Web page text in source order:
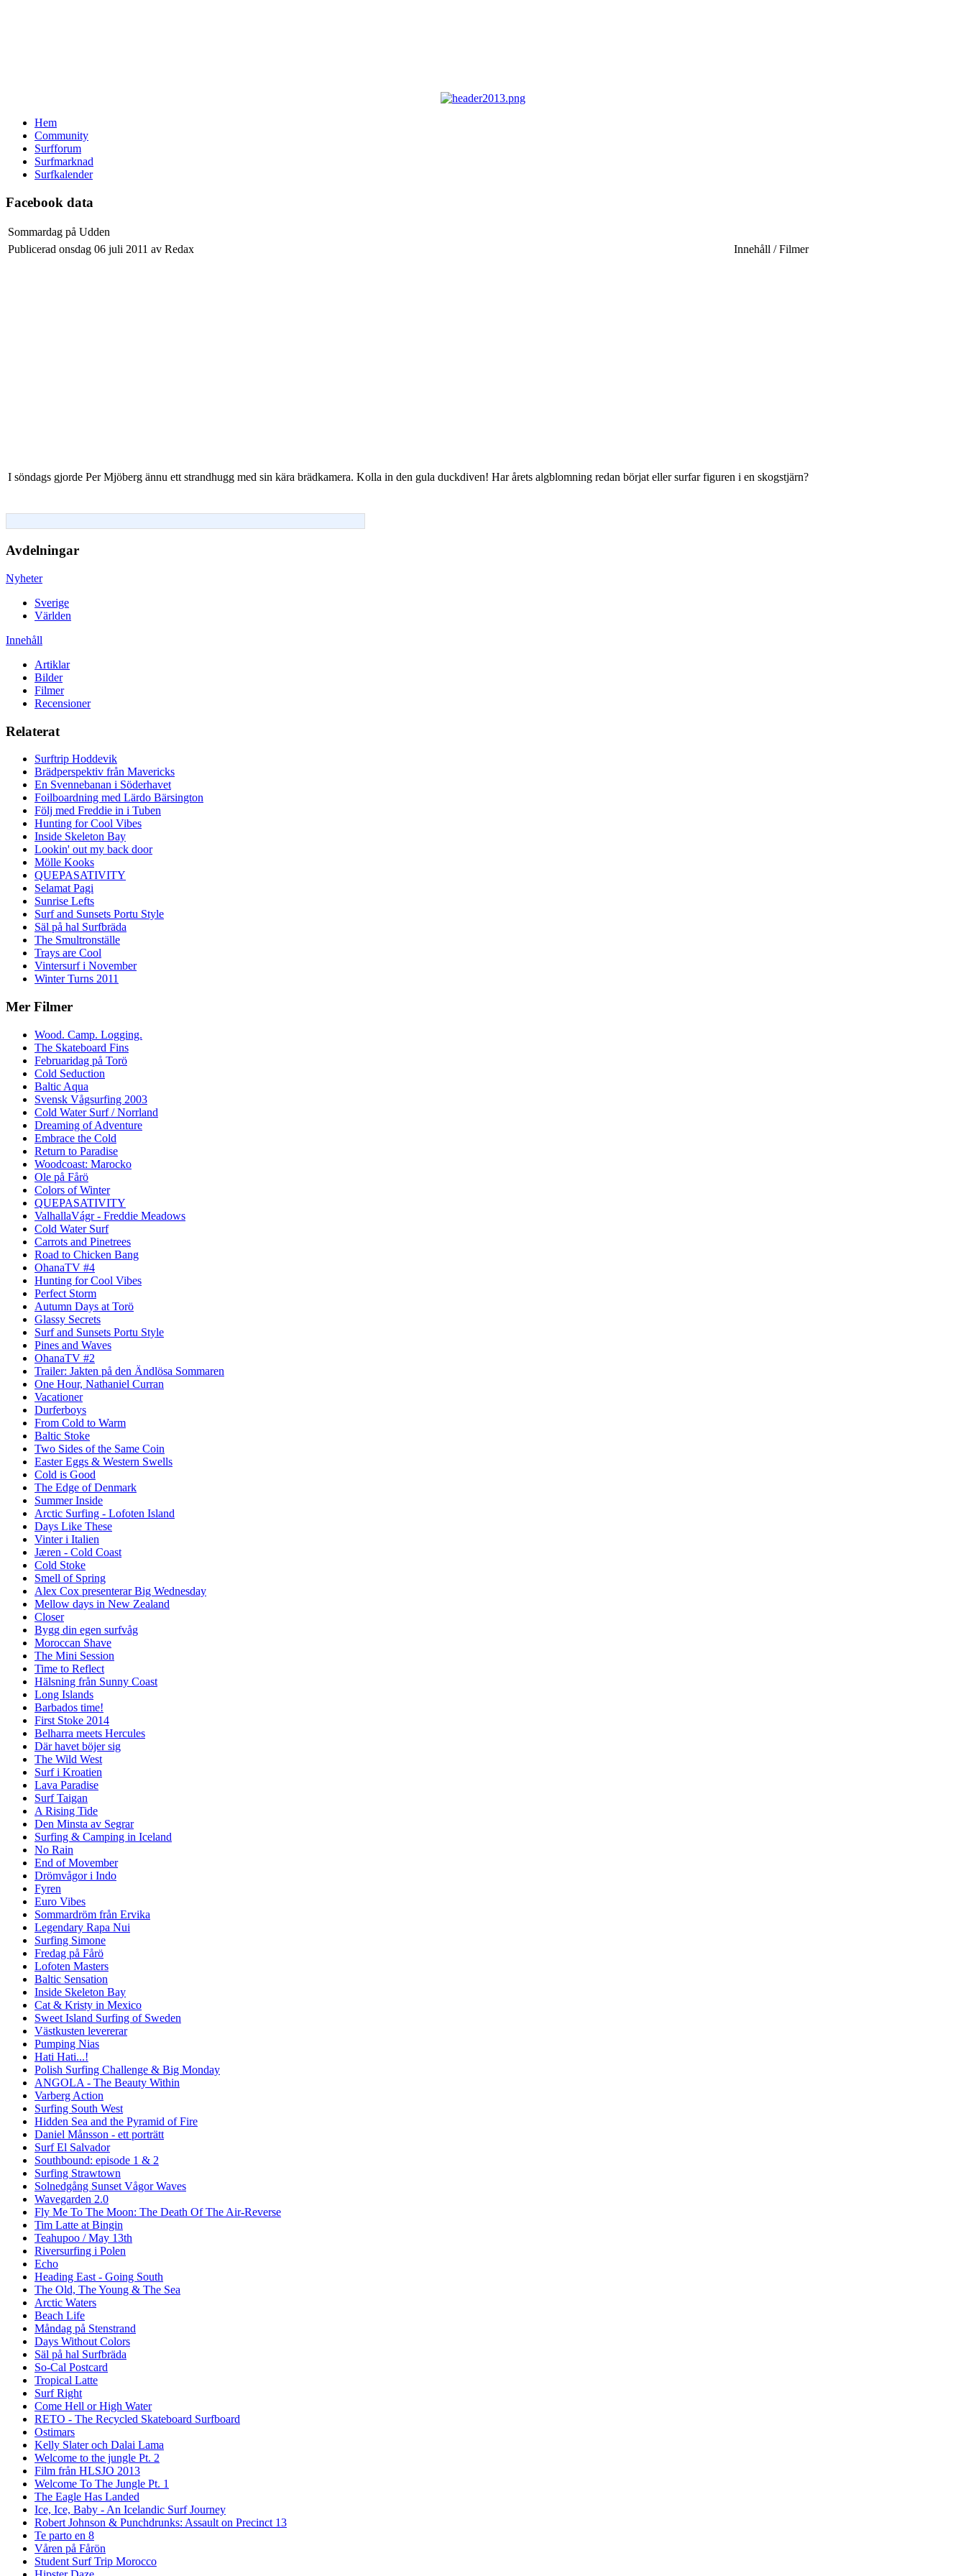
Hem
Community
Surfforum
Surfmarknad
Surfkalender
Facebook data
Sommardag på Udden
Publicerad onsdag 06 juli 2011 av Redax
Innehåll / Filmer
I söndags gjorde Per Mjöberg ännu ett strandhugg med sin kära brädkamera. Kolla in den gula duckdiven! Har årets algblomning redan börjat eller surfar figuren i en skogstjärn?
Avdelningar
Nyheter
Sverige
Världen
Innehåll
Artiklar
Bilder
Filmer
Recensioner
Relaterat
Surftrip Hoddevik
Brädperspektiv från Mavericks
En Svennebanan i Söderhavet
Foilboardning med Lärdo Bärsington
Följ med Freddie in i Tuben
Hunting for Cool Vibes
Inside Skeleton Bay
Lookin' out my back door
Mölle Kooks
QUEPASATIVITY
Selamat Pagi
Sunrise Lefts
Surf and Sunsets Portu Style
Säl på hal Surfbräda
The Smultronställe
Trays are Cool
Vintersurf i November
Winter Turns 2011
Mer Filmer
Wood. Camp. Logging.
The Skateboard Fins
Februaridag på Torö
Cold Seduction
Baltic Aqua
Svensk Vågsurfing 2003
Cold Water Surf / Norrland
Dreaming of Adventure
Embrace the Cold
Return to Paradise
Woodcoast: Marocko
Ole på Fårö
Colors of Winter
QUEPASATIVITY
ValhallaVágr - Freddie Meadows
Cold Water Surf
Carrots and Pinetrees
Road to Chicken Bang
OhanaTV #4
Hunting for Cool Vibes
Perfect Storm
Autumn Days at Torö
Glassy Secrets
Surf and Sunsets Portu Style
Pines and Waves
OhanaTV #2
Trailer: Jakten på den Ändlösa Sommaren
One Hour, Nathaniel Curran
Vacationer
Durferboys
From Cold to Warm
Baltic Stoke
Two Sides of the Same Coin
Easter Eggs & Western Swells
Cold is Good
The Edge of Denmark
Summer Inside
Arctic Surfing - Lofoten Island
Days Like These
Vinter i Italien
Jæren - Cold Coast
Cold Stoke
Smell of Spring
Alex Cox presenterar Big Wednesday
Mellow days in New Zealand
Closer
Bygg din egen surfvåg
Moroccan Shave
The Mini Session
Time to Reflect
Hälsning från Sunny Coast
Long Islands
Barbados time!
First Stoke 2014
Belharra meets Hercules
Där havet böjer sig
The Wild West
Surf i Kroatien
Lava Paradise
Surf Taigan
A Rising Tide
Den Minsta av Segrar
Surfing & Camping in Iceland
No Rain
End of Movember
Drömvågor i Indo
Fyren
Euro Vibes
Sommardröm från Ervika
Legendary Rapa Nui
Surfing Simone
Fredag på Fårö
Lofoten Masters
Baltic Sensation
Inside Skeleton Bay
Cat & Kristy in Mexico
Sweet Island Surfing of Sweden
Västkusten levererar
Pumping Nias
Hati Hati...!
Polish Surfing Challenge & Big Monday
ANGOLA - The Beauty Within
Varberg Action
Surfing South West
Hidden Sea and the Pyramid of Fire
Daniel Månsson - ett porträtt
Surf El Salvador
Southbound: episode 1 & 2
Surfing Strawtown
Solnedgång Sunset Vågor Waves
Wavegarden 2.0
Fly Me To The Moon: The Death Of The Air-Reverse
Tim Latte at Bingin
Teahupoo / May 13th
Riversurfing i Polen
Echo
Heading East - Going South
The Old, The Young & The Sea
Arctic Waters
Beach Life
Måndag på Stenstrand
Days Without Colors
Säl på hal Surfbräda
So-Cal Postcard
Tropical Latte
Surf Right
Come Hell or High Water
RETO - The Recycled Skateboard Surfboard
Ostimars
Kelly Slater och Dalai Lama
Welcome to the jungle Pt. 2
Film från HLSJO 2013
Welcome To The Jungle Pt. 1
The Eagle Has Landed
Ice, Ice, Baby - An Icelandic Surf Journey
Robert Johnson & Punchdrunks: Assault on Precinct 13
Te parto en 8
Våren på Fårön
Student Surf Trip Morocco